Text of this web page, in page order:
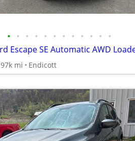
• • • • • • • • • • • •
97k mi Endicott